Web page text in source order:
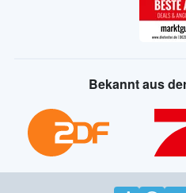
Bekannt aus